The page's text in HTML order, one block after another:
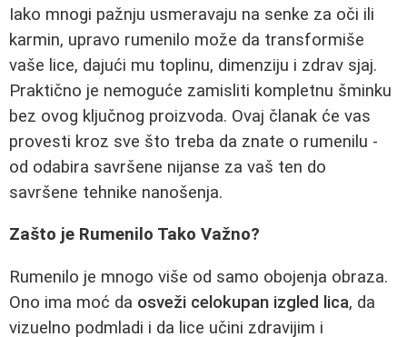
Iako mnogi pažnju usmeravaju na senke za oči ili
karmin, upravo rumenilo može da transformiše
vaše lice, dajući mu toplinu, dimenziju i zdrav sjaj.
Praktično je nemoguće zamisliti kompletnu šminku
bez ovog ključnog proizvoda. Ovaj članak će vas
provesti kroz sve što treba da znate o rumenilu -
od odabira savršene nijanse za vaš ten do
savršene tehnike nanošenja.
Zašto je Rumenilo Tako Važno?
Rumenilo je mnogo više od samo obojenja obraza.
Ono ima moć da osveži celokupan izgled lica, da
vizuelno podmladi i da lice učini zdravijim i